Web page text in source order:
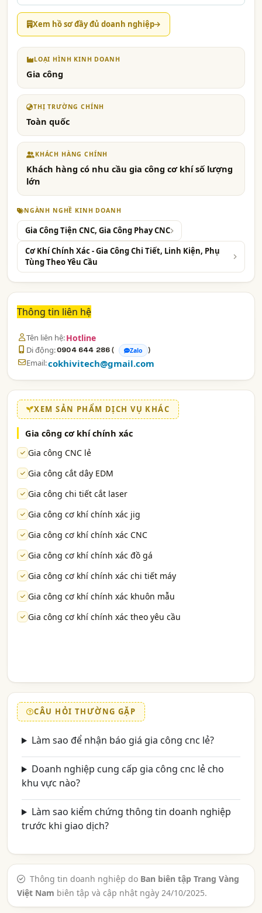
Xem hồ sơ đầy đủ doanh nghiệp
LOẠI HÌNH KINH DOANH
Gia công
THỊ TRƯỜNG CHÍNH
Toàn quốc
KHÁCH HÀNG CHÍNH
Khách hàng có nhu cầu gia công cơ khí số lượng
lớn
NGÀNH NGHỀ KINH DOANH
Gia Công Tiện CNC, Gia Công Phay CNC
Cơ Khí Chính Xác - Gia Công Chi Tiết, Linh Kiện, Phụ
Tùng Theo Yêu Cầu
Thông tin liên hệ
Tên liên hệ:Hotline
Di động:0904 644 286( Zalo )
Email:cokhivitech@gmail.com
XEM SẢN PHẨM DỊCH VỤ KHÁC
Gia công cơ khí chính xác
Gia công CNC lẻ
Gia công cắt dây EDM
Gia công chi tiết cắt laser
Gia công cơ khí chính xác jig
Gia công cơ khí chính xác CNC
Gia công cơ khí chính xác đồ gá
Gia công cơ khí chính xác chi tiết máy
Gia công cơ khí chính xác khuôn mẫu
Gia công cơ khí chính xác theo yêu cầu
CÂU HỎI THƯỜNG GẶP
Làm sao để nhận báo giá gia công cnc lẻ?
Doanh nghiệp cung cấp gia công cnc lẻ cho
khu vực nào?
Làm sao kiểm chứng thông tin doanh nghiệp
trước khi giao dịch?
Thông tin doanh nghiệp do Ban biên tập Trang Vàng
Việt Nam biên tập và cập nhật ngày 24/10/2025.